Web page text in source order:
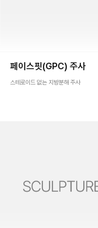
페이스핏(GPC) 주사
스테로이드 없는 지방분해 주사